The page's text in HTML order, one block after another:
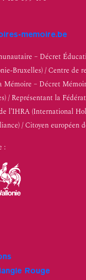
memoire.be
– Décret
Bruxelles) / Centre de
Mémoire – Décret
/ Représentant la
l’IHRA (International
/ Citoyen européen
:
Rouge